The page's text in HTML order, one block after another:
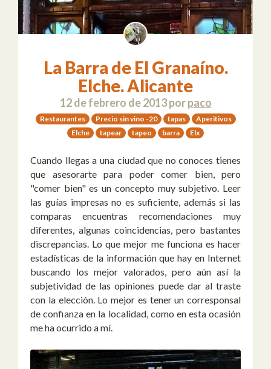
La Barra de El Granaíno.
Elche. Alicante
12 de febrero de 2013porpaco
Restaurantes Precio sin vino -20 tapas
Aperitivos
Elche
tapear tapeo barra Elx
Cuando llegas a una ciudad que no conoces tienes
que asesorarte para poder comer bien, pero
"comer bien" es un concepto muy subjetivo. Leer
las guías impresas no es suficiente, además si las
comparas encuentras recomendaciones muy
diferentes, algunas coincidencias, pero bastantes
discrepancias. Lo que mejor me funciona es hacer
estadísticas de la información que hay en Internet
buscando los mejor valorados, pero aún así la
subjetividad de las opiniones puede dar al traste
con la elección. Lo mejor es tener un corresponsal
de confianza en la localidad, como en esta ocasión
me ha ocurrido a mí.